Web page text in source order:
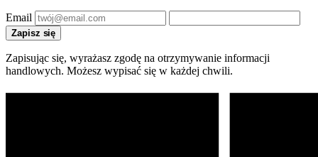
Email
Zapisz się
Zapisując się, wyrażasz zgodę na otrzymywanie informacji
handlowych. Możesz wypisać się w każdej chwili.